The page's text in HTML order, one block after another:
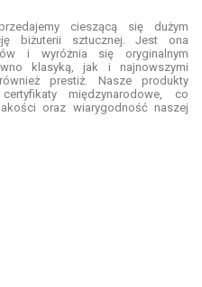
cieszącą się dużym
biżuterii sztucznej. Jest ona
i wyróżnia się oryginalnym
klasyką, jak i najnowszymi
prestiż. Nasze produkty
międzynarodowe, co
oraz wiarygodność naszej